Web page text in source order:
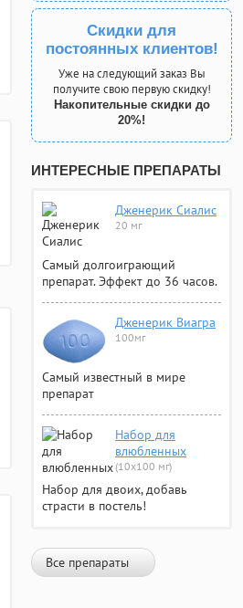
Скидки для
постоянных клиентов!
Уже на следующий заказ Вы
получите свою первую скидку!
Накопительные скидки до
20%!
ИНТЕРЕСНЫЕ ПРЕПАРАТЫ
Дженерик Сиалис
20 мг
Самый долгоиграющий
препарат. Эффект до 36 часов.
Дженерик Виагра
100мг
Самый известный в мире
препарат
Набор для
влюбленных
(10х100 мг)
Набор для двоих, добавь
страсти в постель!
Все препараты